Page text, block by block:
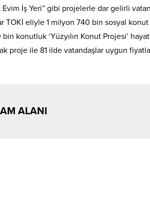
İş Yeri” gibi projelerle dar gelirli
TOKİ eliyle 1 milyon 740 bin sosyal
konutluk ‘Yüzyılın Konut Projesi’
proje ile 81 ilde vatandaşlar uygun
ALANI